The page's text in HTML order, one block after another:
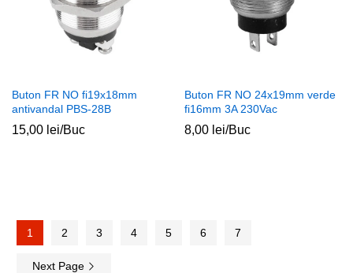
Buton FR NO fi19x18mm
antivandal PBS-28B
15,00 lei/Buc
Buton FR NO 24x19mm verde
fi16mm 3A 230Vac
8,00 lei/Buc
1 2 3 4 5 6 7
Next Page